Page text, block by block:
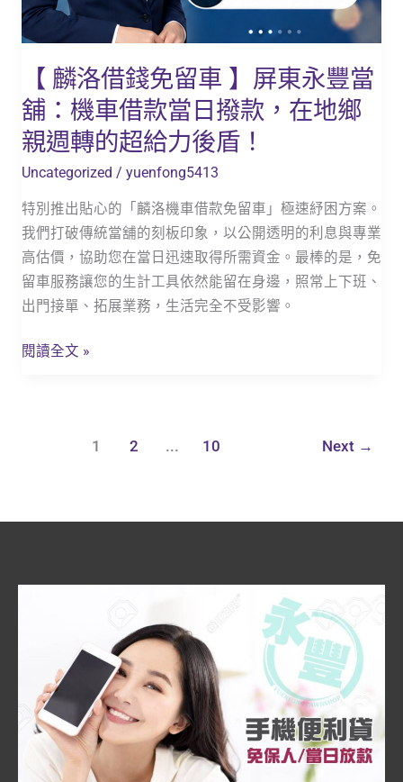
【 麟洛借錢免留車 】屏東永豐當
舖：機車借款當日撥款，在地鄉
親週轉的超給力後盾！
Uncategorized / yuenfong5413
特別推出貼心的「麟洛機車借款免留車」極速紓困方案。
我們打破傳統當舖的刻板印象，以公開透明的利息與專業
高估價，協助您在當日迅速取得所需資金。最棒的是，免
留車服務讓您的生計工具依然能留在身邊，照常上下班、
出門接單、拓展業務，生活完全不受影響。
當
舖：
借
款
當
日
撥
款，
在
地
鄉
週
盾！
閱讀全文 »
1 2 ... 10 Next →